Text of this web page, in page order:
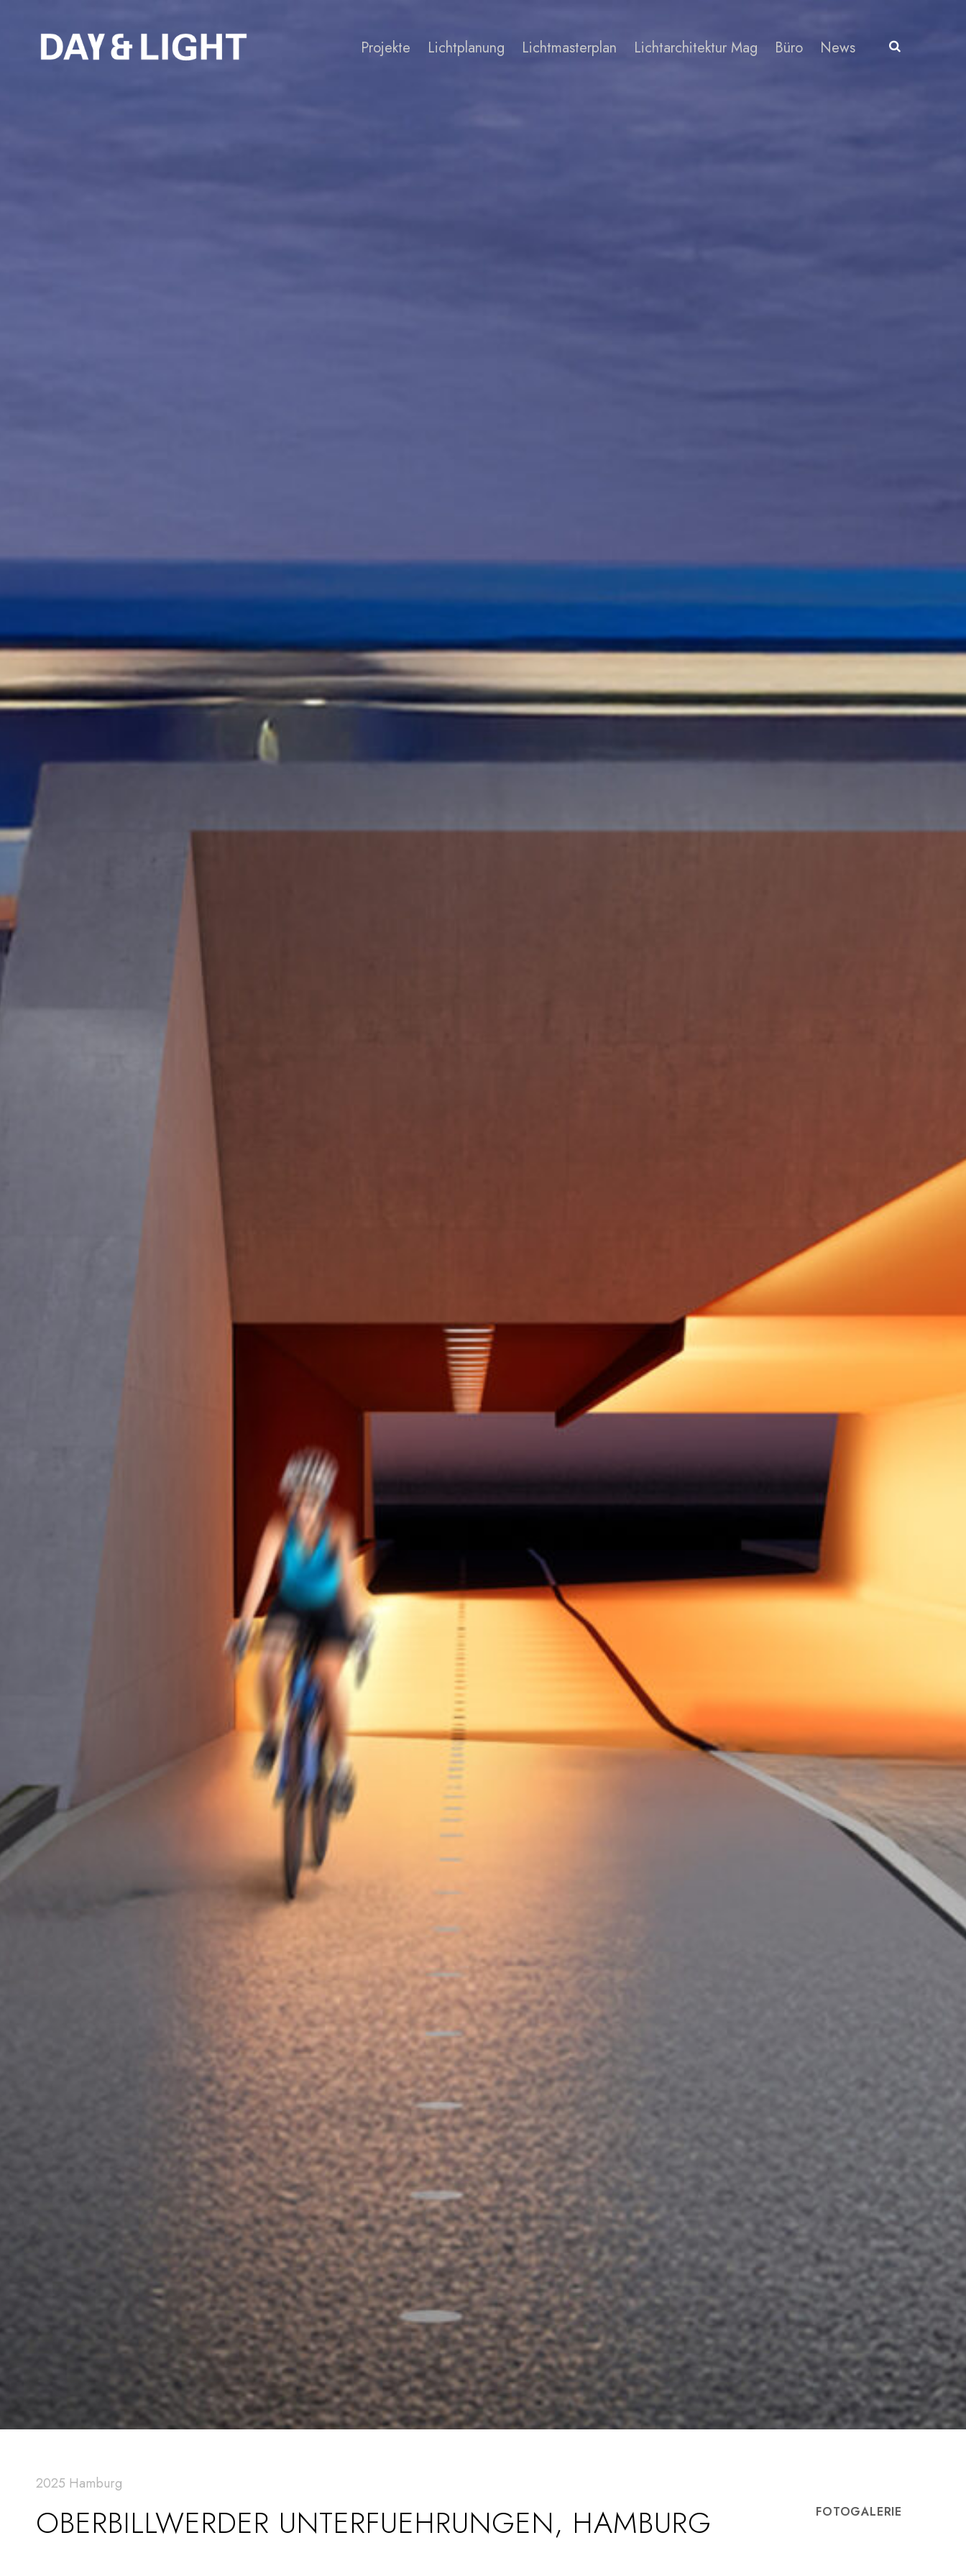
Projekte Lichtplanung Lichtmasterplan Lichtarchitektur Mag Büro News
2025 Hamburg
OBERBILLWERDER UNTERFUEHRUNGEN, HAMBURG FOTOGALERIE